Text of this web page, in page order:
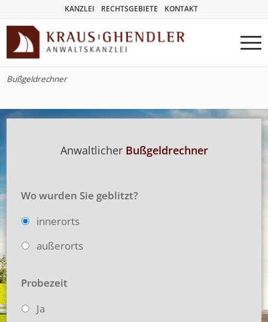
KANZLEI RECHTSGEBIETE KONTAKT
Bußgeldrechner
AnwaltlicherBußgeldrechner
Wo wurden Sie geblitzt?
innerorts
außerorts
Probezeit
Ja